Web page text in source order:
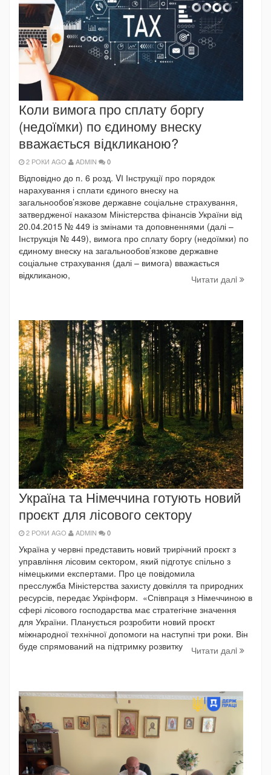
Коли вимога про сплату боргу
(недоїмки) по єдиному внеску
вважається відкликаною?
2 РОКИ AGO ADMIN 0
Відповідно до п. 6 розд. VІ Інструкції про порядок
нарахування і сплати єдиного внеску на
загальнообов’язкове державне соціальне страхування,
затвердженої наказом Міністерства фінансів України від
20.04.2015 № 449 із змінами та доповненнями (далі –
Інструкція № 449), вимога про сплату боргу (недоїмки) по
єдиному внеску на загальнообов’язкове державне
соціальне страхування (далі – вимога) вважається
відкликаною,
Читати далi
Україна та Німеччина готують новий
проєкт для лісового сектору
2 РОКИ AGO ADMIN 0
Україна у червні представить новий трирічний проєкт з
управління лісовим сектором, який підготує спільно з
німецькими експертами. Про це повідомила
пресслужба Міністерства захисту довкілля та природних
ресурсів, передає Укрінформ. «Співпраця з Німеччиною в
сфері лісового господарства має стратегічне значення
для України. Планується розробити новий проєкт
міжнародної технічної допомоги на наступні три роки. Він
буде спрямований на підтримку розвитку
Читати далi